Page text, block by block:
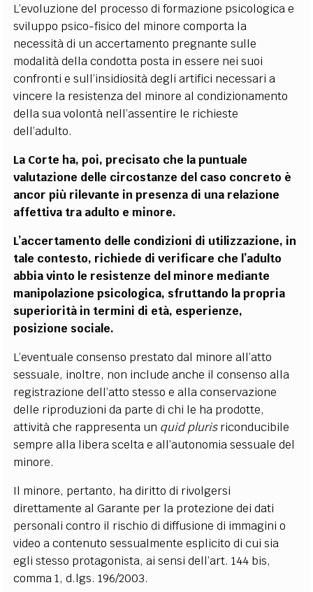
L’evoluzione del processo di formazione psicologica e
sviluppo psico-fisico del minore comporta la
necessità di un accertamento pregnante sulle
modalità della condotta posta in essere nei suoi
confronti e sull’insidiosità degli artifici necessari a
vincere la resistenza del minore al condizionamento
della sua volontà nell’assentire le richieste
dell’adulto.
La Corte ha, poi, precisato che la puntuale
valutazione delle circostanze del caso concreto è
ancor più rilevante in presenza di una relazione
affettiva tra adulto e minore.
L’accertamento delle condizioni di utilizzazione, in
tale contesto, richiede di verificare che l’adulto
abbia vinto le resistenze del minore mediante
manipolazione psicologica, sfruttando la propria
superiorità in termini di età, esperienze,
posizione sociale.
L’eventuale consenso prestato dal minore all’atto
sessuale, inoltre, non include anche il consenso alla
registrazione dell’atto stesso e alla conservazione
delle riproduzioni da parte di chi le ha prodotte,
attività che rappresenta un quid plurisriconducibile
sempre alla libera scelta e all’autonomia sessuale del
minore.
Il minore, pertanto, ha diritto di rivolgersi
direttamente al Garante per la protezione dei dati
personali contro il rischio di diffusione di immagini o
video a contenuto sessualmente esplicito di cui sia
egli stesso protagonista, ai sensi dell’art. 144 bis,
comma 1, d.lgs. 196/2003.